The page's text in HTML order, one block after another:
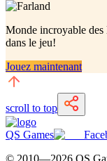
Monde incroyable des
dans le jeu!
Jouez maintenant
scroll to top
QS Games
© 2010—2026 QS